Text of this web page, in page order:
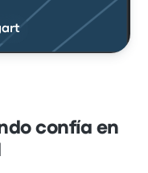
confía en